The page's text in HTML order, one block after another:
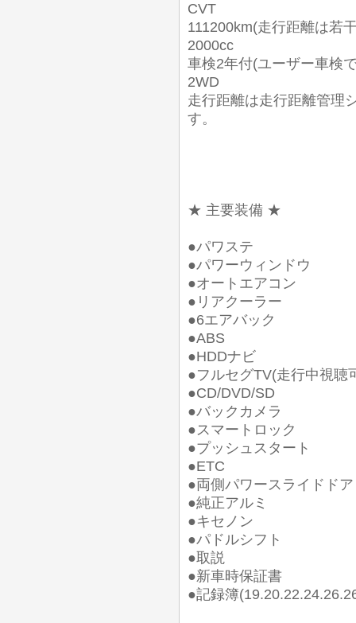
CVT
111200km(走行距離は若
2000cc
車検2年付(ユーザー車検
2WD
走行距離は走行距離管理
す。
★ 主要装備 ★
●パワステ
●パワーウィンドウ
●オートエアコン
●リアクーラー
●6エアバック
●ABS
●HDDナビ
●フルセグTV(走行中視聴
●CD/DVD/SD
●バックカメラ
●スマートロック
●プッシュスタート
●ETC
●両側パワースライドドア
●純正アルミ
●キセノン
●パドルシフト
●取説
●新車時保証書
●記録簿